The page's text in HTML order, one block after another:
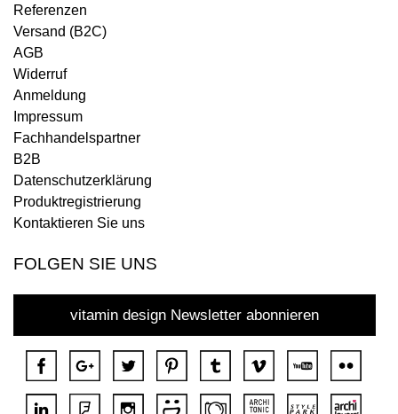
Referenzen
Versand (B2C)
AGB
Widerruf
Anmeldung
Impressum
Fachhandelspartner
B2B
Datenschutzerklärung
Produktregistrierung
Kontaktieren Sie uns
FOLGEN SIE UNS
vitamin design Newsletter abonnieren